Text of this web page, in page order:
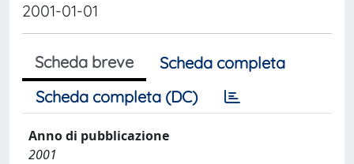
2001-01-01
Scheda breve
Scheda completa
Scheda completa (DC)
Anno di pubblicazione
2001